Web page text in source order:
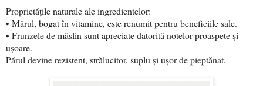
Proprietățile naturale ale ingredientelor:
• Mărul, bogat în vitamine, este renumit pentru beneficiile sale.
• Frunzele de măslin sunt apreciate datorită notelor proaspete și
ușoare.
Părul devine rezistent, strălucitor, suplu și ușor de pieptănat.